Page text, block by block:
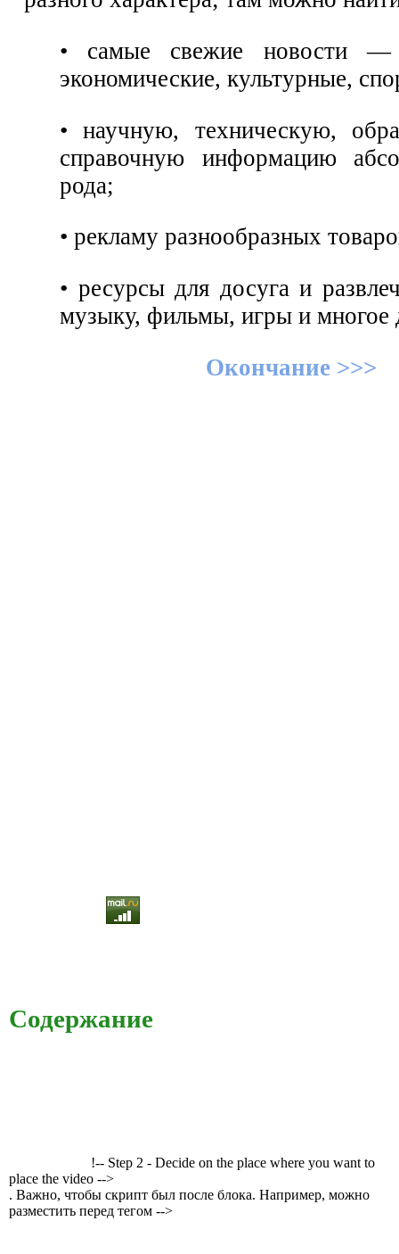
• самые свежие новости —
экономические, культурные,
• научную, техническую,
справочную информацию
рода;
• рекламу разнообразных
• ресурсы для досуга и
музыку, фильмы, игры и многое
Окончание >>>
Содержание
!-- Step 2 - Decide on the place where you want to
place the video -->
. Важно, чтобы скрипт был после блока. Например, можно
разместить перед тегом -->